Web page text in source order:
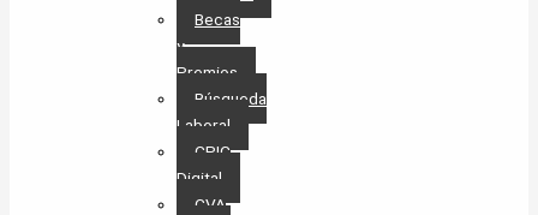
Becas
y
Premios
Búsqueda
Laboral​
CPIC
Digital
CVA